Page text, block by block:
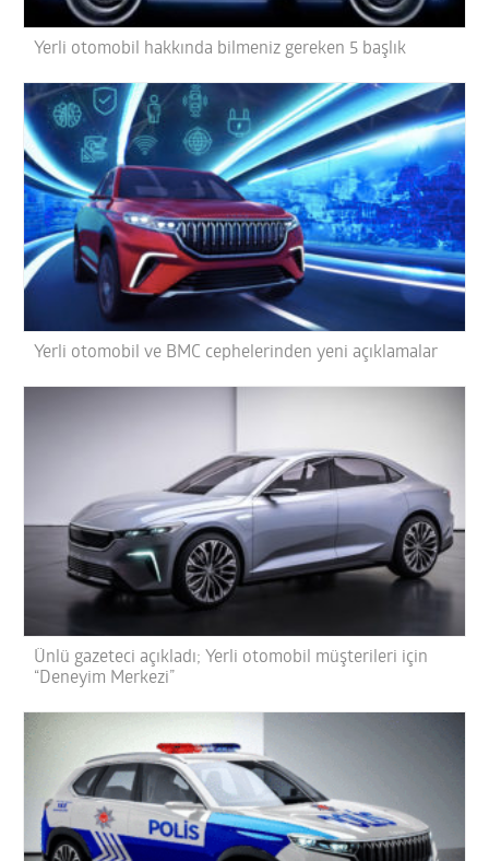
Yerli otomobil hakkında bilmeniz gereken 5 başlık
Yerli otomobil ve BMC cephelerinden yeni açıklamalar
Ünlü gazeteci açıkladı; Yerli otomobil müşterileri için
“Deneyim Merkezi”